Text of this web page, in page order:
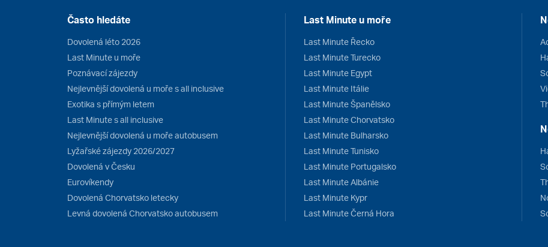
Často hledáte
Dovolená léto 2026
Last Minute u moře
Poznávací zájezdy
Nejlevnější dovolená u moře s all inclusive
Exotika s přímým letem
Last Minute s all inclusive
Nejlevnější dovolená u moře autobusem
Lyžařské zájezdy 2026/2027
Dovolená v Česku
Eurovíkendy
Dovolená Chorvatsko letecky
Levná dovolená Chorvatsko autobusem
Last Minute u moře
Last Minute Řecko
Last Minute Turecko
Last Minute Egypt
Last Minute Itálie
Last Minute Španělsko
Last Minute Chorvatsko
Last Minute Bulharsko
Last Minute Tunisko
Last Minute Portugalsko
Last Minute Albánie
Last Minute Kypr
Last Minute Černá Hora